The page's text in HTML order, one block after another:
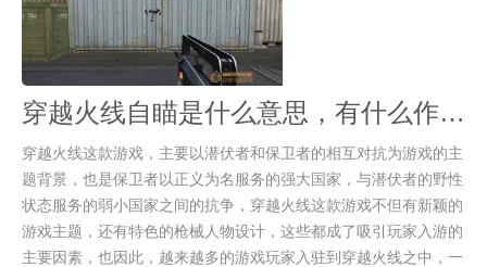
穿越火线自瞄是什么意思，有什么作用？
穿越火线这款游戏，主要以潜伏者和保卫者的相互对抗为游戏的主
题背景，也是保卫者以正义为名服务的强大国家，与潜伏者的野性
状态服务的弱小国家之间的抗争，穿越火线这款游戏不但有新颖的
游戏主题，还有特色的枪械人物设计，这些都成了吸引玩家入游的
主要因素，也因此，越来越多的游戏玩家入驻到穿越火线之中，一